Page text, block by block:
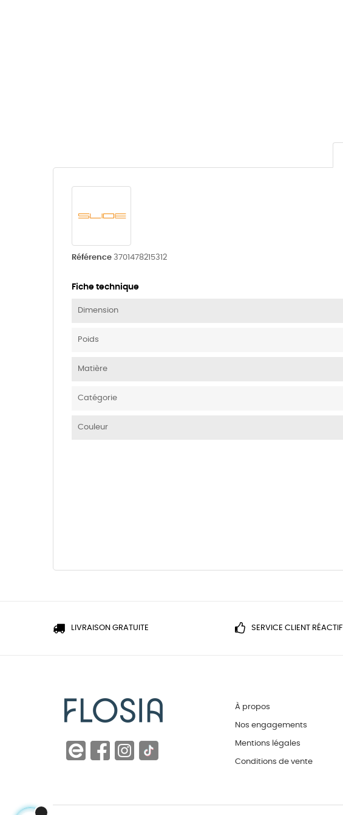
Référence 3701478215312
Fiche technique
Dimension
Poids
Matière
Catégorie
Couleur
LIVRAISON GRATUITE SERVICE CLIENT RÉACTIF
À propos
Nos engagements
Mentions légales
Conditions de vente